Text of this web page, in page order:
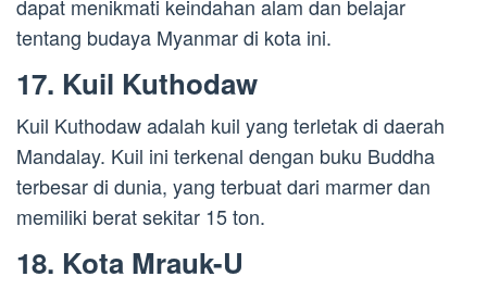
dapat menikmati keindahan alam dan belajar
tentang budaya Myanmar di kota ini.
17. Kuil Kuthodaw
Kuil Kuthodaw adalah kuil yang terletak di daerah
Mandalay. Kuil ini terkenal dengan buku Buddha
terbesar di dunia, yang terbuat dari marmer dan
memiliki berat sekitar 15 ton.
18. Kota Mrauk-U